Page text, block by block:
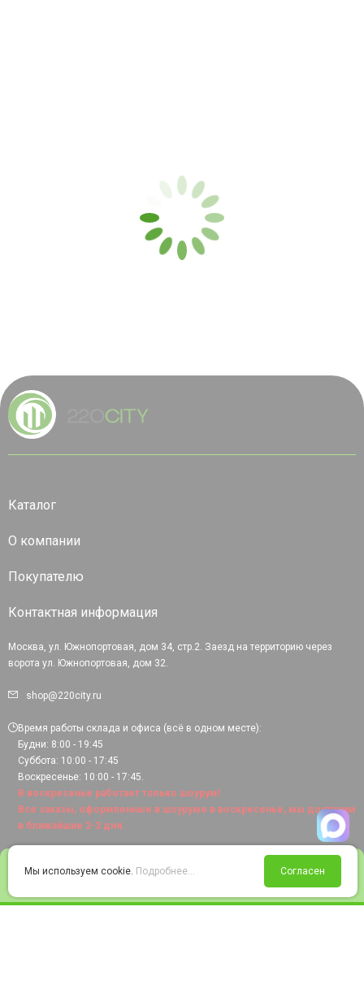
Войти Избранное Корзина
Каталог
О компании
Покупателю
Контактная информация
Москва, ул. Южнопортовая, дом 34, стр.2. Заезд на территорию через
ворота ул. Южнопортовая, дом 32.
shop@220city.ru
Время работы склада и офиса (всё в одном месте):
Будни: 8:00 - 19:45
Суббота: 10:00 - 17:45
Воскресенье: 10:00 - 17:45.
В воскресенье работает только шоурум!
Все заказы, оформленные в шоуруме в воскресенье, мы доставим
в ближайшие 2-3 дня.
Мы используем cookie. Подробнее... Согласен